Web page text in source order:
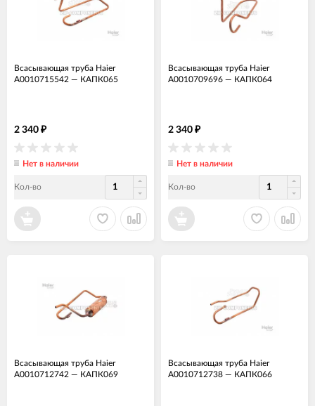
Всасывающая труба Haier
A0010715542 — КАПК065
2 340 ₽
Нет в наличии
Кол-во
Всасывающая труба Haier
A0010709696 — КАПК064
2 340 ₽
Нет в наличии
Кол-во
Всасывающая труба Haier
A0010712742 — КАПК069
Всасывающая труба Haier
A0010712738 — КАПК066